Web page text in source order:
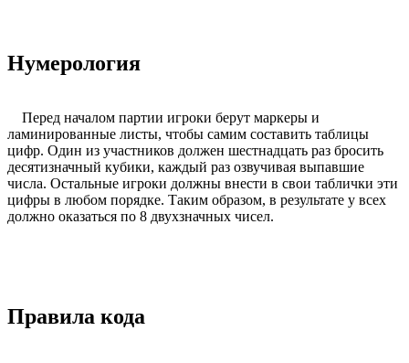
Нумерология
Перед началом партии игроки берут маркеры и
ламинированные листы, чтобы самим составить таблицы
цифр. Один из участников должен шестнадцать раз бросить
десятизначный кубики, каждый раз озвучивая выпавшие
числа. Остальные игроки должны внести в свои таблички эти
цифры в любом порядке. Таким образом, в результате у всех
должно оказаться по 8 двухзначных чисел.
Правила кода